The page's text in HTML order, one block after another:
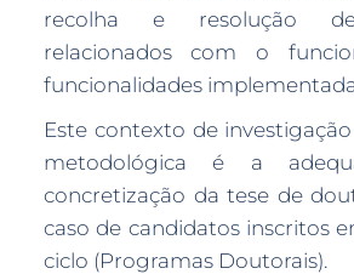
recolha e resolução
relacionados com o
funcionalidades
Este contexto de
metodológica é a
concretização da tese de
caso de candidatos inscritos
ciclo (Programas Doutorais).